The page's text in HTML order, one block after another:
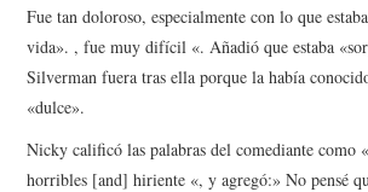
Fue tan doloroso, especialmente con lo que
vida». , fue muy difícil «. Añadió que estaba
Silverman fuera tras ella porque la había
«dulce».
Nicky calificó las palabras del comediante como
horribles [and] hiriente «, y agregó:» No pensé